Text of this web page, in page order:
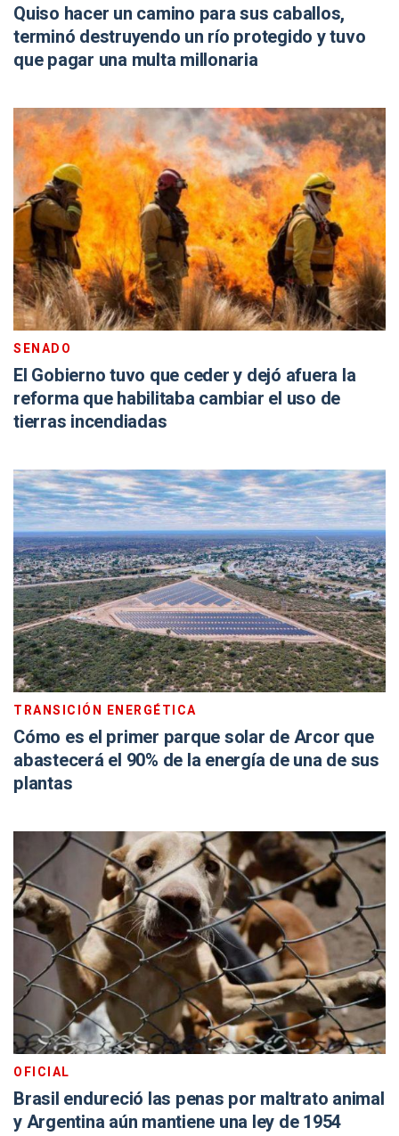
Quiso hacer un camino para sus caballos,
terminó destruyendo un río protegido y tuvo
que pagar una multa millonaria
SENADO
El Gobierno tuvo que ceder y dejó afuera la
reforma que habilitaba cambiar el uso de
tierras incendiadas
TRANSICIÓN ENERGÉTICA
Cómo es el primer parque solar de Arcor que
abastecerá el 90% de la energía de una de sus
plantas
OFICIAL
Brasil endureció las penas por maltrato animal
y Argentina aún mantiene una ley de 1954